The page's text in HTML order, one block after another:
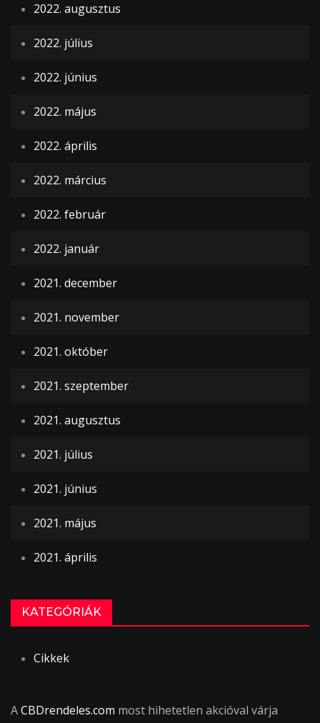
2022. augusztus
2022. július
2022. június
2022. május
2022. április
2022. március
2022. február
2022. január
2021. december
2021. november
2021. október
2021. szeptember
2021. augusztus
2021. július
2021. június
2021. május
2021. április
KATEGÓRIÁK
Cikkek
ACBDrendeles.com most hihetetlen akcióval várja